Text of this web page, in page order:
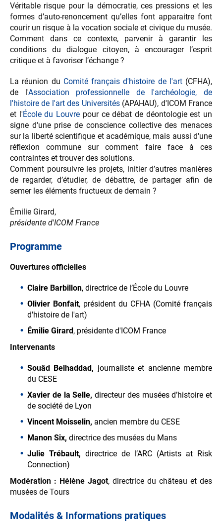
Véritable risque pour la démocratie, ces pressions et les
formes d’auto-renoncement qu’elles font apparaitre font
courir un risque à la vocation sociale et civique du musée.
Comment dans ce contexte, parvenir à garantir les
conditions du dialogue citoyen, à encourager l’esprit
critique et à favoriser l’échange ?
La réunion du Comité français d'histoire de l'art(CFHA),
de l'Association professionnelle de l'archéologie, de
l'histoire de l'art des Universités(APAHAU), d'ICOM France
et l'École du Louvre pour ce débat de déontologie est un
signe d'une prise de conscience collective des menaces
sur la liberté scientifique et académique, mais aussi d'une
réflexion commune sur comment faire face à ces
contraintes et trouver des solutions.
Comment poursuivre les projets, initier d’autres manières
de regarder, d’étudier, de débattre, de partager afin de
semer les éléments fructueux de demain ?
Émilie Girard,
présidente d'ICOM France
Programme
Ouvertures officielles
Claire Barbillon, directrice de l’École du Louvre
Olivier Bonfait, président du CFHA (Comité français
d'histoire de l'art)
Émilie Girard, présidente d'ICOM France
Intervenants
Souâd Belhaddad, journaliste et ancienne membre
du CESE
Xavier de la Selle, directeur des musées d’histoire et
de société de Lyon
Vincent Moisselin, ancien membre du CESE
Manon Six, directrice des musées du Mans
Julie Trébault, directrice de l’ARC (Artists at Risk
Connection)
Modération : Hélène Jagot, directrice du château et des
musées de Tours
Modalités & Informations pratiques